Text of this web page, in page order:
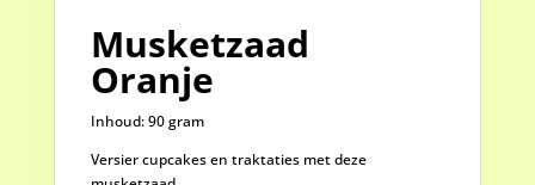
Musketzaad
Oranje
Inhoud: 90 gram
Versier cupcakes en traktaties met deze